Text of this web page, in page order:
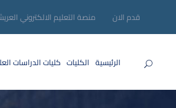
قدم الان منصة التعليم الالكتروني
الرئيسية الكليات كليات الدراسات